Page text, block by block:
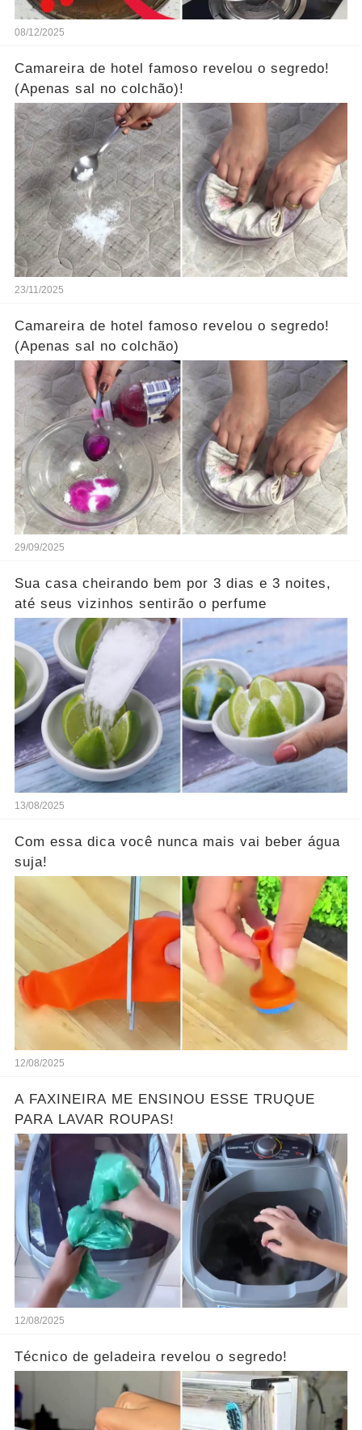
08/12/2025
Camareira de hotel famoso revelou o segredo!
(Apenas sal no colchão)!
23/11/2025
Camareira de hotel famoso revelou o segredo!
(Apenas sal no colchão)
29/09/2025
Sua casa cheirando bem por 3 dias e 3 noites,
até seus vizinhos sentirão o perfume
13/08/2025
Com essa dica você nunca mais vai beber água
suja!
12/08/2025
A FAXINEIRA ME ENSINOU ESSE TRUQUE
PARA LAVAR ROUPAS!
12/08/2025
Técnico de geladeira revelou o segredo!